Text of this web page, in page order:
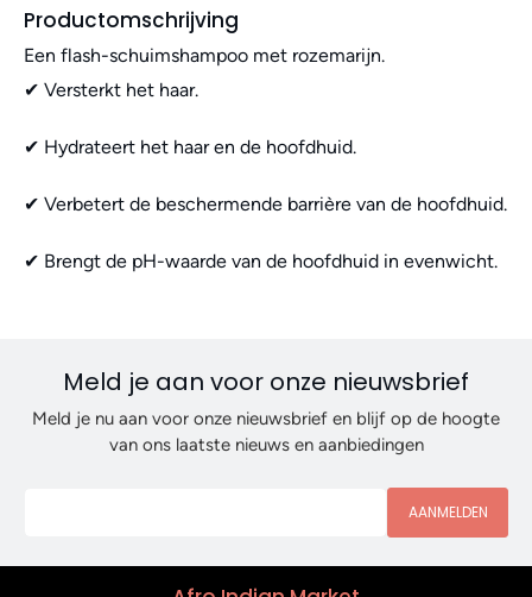
Productomschrijving
Een flash-schuimshampoo met rozemarijn.
✔︎ Versterkt het haar.
✔︎ Hydrateert het haar en de hoofdhuid.
✔︎ Verbetert de beschermende barrière van de hoofdhuid.
✔︎ Brengt de pH-waarde van de hoofdhuid in evenwicht.
Meld je aan voor onze nieuwsbrief
Meld je nu aan voor onze nieuwsbrief en blijf op de hoogte
van ons laatste nieuws en aanbiedingen
AANMELDEN